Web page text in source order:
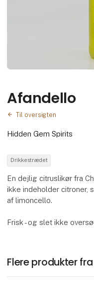
Afandello
Til oversigten
Hidden Gem Spirits
Drikkestrædet
En dejlig citruslikør fra
ikke indeholder
af limoncello.
Frisk - og slet ikke
Flere produkter